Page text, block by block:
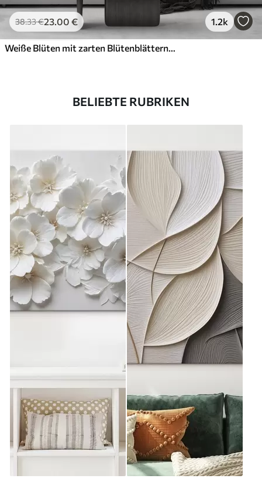
38.33€23.00 € 1.2k
Weiße Blüten mit zarten Blütenblättern, angeordnet in einem wunderschönen Blumenmuster vor einem hellen Hintergrund
BELIEBTE RUBRIKEN